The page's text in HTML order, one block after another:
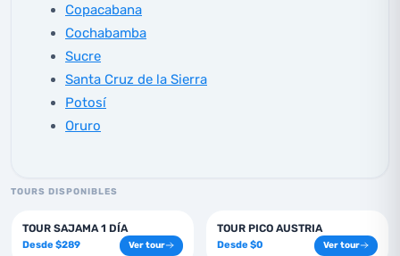
Copacabana
Cochabamba
Sucre
Santa Cruz de la Sierra
Potosí
Oruro
TOURS DISPONIBLES
1 días
TOUR SAJAMA 1 DÍA
Desde $289 Ver tour
1 días
TOUR PICO AUSTRIA
Desde $0 Ver tour